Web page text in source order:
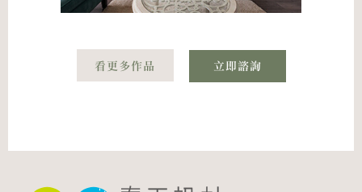
看更多作品 立即諮詢